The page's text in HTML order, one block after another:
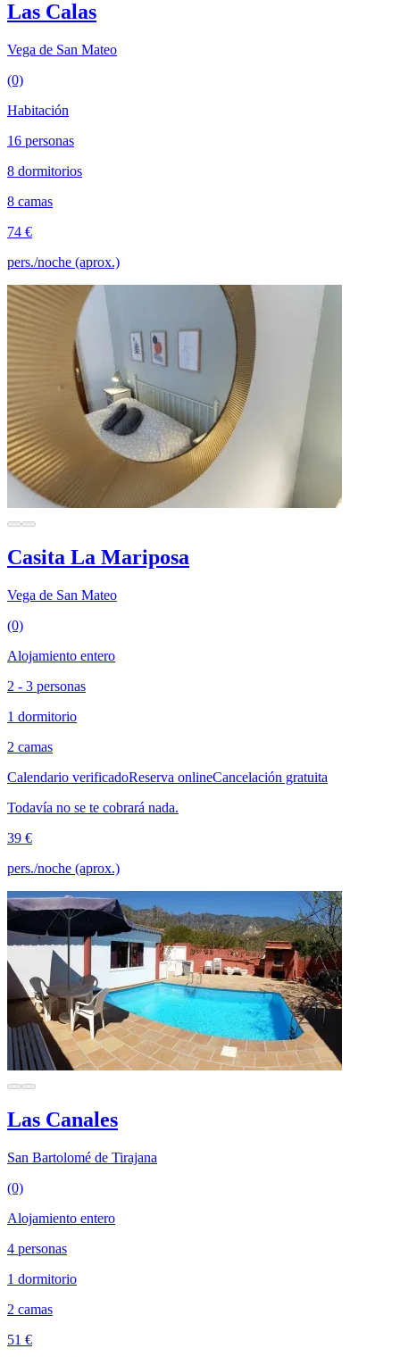
Las Calas
Vega de San Mateo
(0)
Habitación
16 personas
8 dormitorios
8 camas
74 €
pers./noche (aprox.)
Casita La Mariposa
Vega de San Mateo
(0)
Alojamiento entero
2 - 3 personas
1 dormitorio
2 camas
Calendario verificadoReserva onlineCancelación gratuita
Todavía no se te cobrará nada.
39 €
pers./noche (aprox.)
Las Canales
San Bartolomé de Tirajana
(0)
Alojamiento entero
4 personas
1 dormitorio
2 camas
51 €